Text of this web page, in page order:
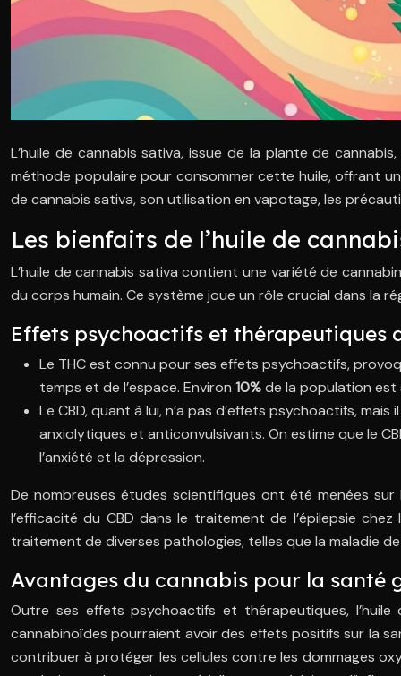
L’huile de cannabis sativa, issue de la plante de
méthode populaire pour consommer cette huile, offrant
de cannabis sativa, son utilisation en vapotage, les
Les bienfaits de l’huile de
L’huile de cannabis sativa contient une variété de
du corps humain. Ce système joue un rôle crucial dans la
Effets psychoactifs et thérapeutiques
Le THC est connu pour ses effets psychoactifs,
temps et de l’espace. Environ 10%de la population est
Le CBD, quant à lui, n’a pas d’effets psychoactifs,
anxiolytiques et anticonvulsivants. On estime que le
l’anxiété et la dépression.
De nombreuses études scientifiques ont été menées sur
l’efficacité du CBD dans le traitement de l’épilepsie
traitement de diverses pathologies, telles que la maladie
Avantages du cannabis pour la santé
Outre ses effets psychoactifs et thérapeutiques,
cannabinoïdes pourraient avoir des effets positifs sur la
contribuer à protéger les cellules contre les dommages